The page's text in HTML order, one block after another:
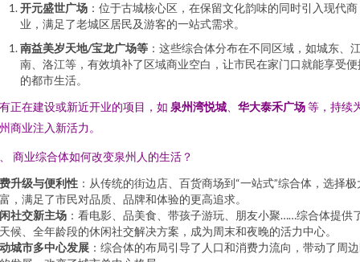
开元盛世广场 ：位于古城核心区，在保留文化韵味的同时引入现代商
业，满足了老城区居民及游客的一站式需求。
南益美岁天地/宝龙广场等 ：这些综合体分布在不同区域，如城东、
南、洛江等，有效填补了区域商业空白，让市民在家门口就能享受便
的都市生活。
正在建设或新近开业的项目，如 泉州湾悦城 华大泰禾广场等，持续
商业注入新活力。
商业综合体如何改变泉州人的生活？
升级与便利性 ：从传统的街边店、百货商场到“一站式”综合体，选择极
，满足了市民对品质、品牌和体验的更高追求。
社交新主场 ：看电影、品美食、带孩子游玩、朋友小聚……综合体提供
候、全年龄段的休闲社交解决方案，成为周末和夜晚的活力中心。
城市多中心发展 ：综合体的布局引导了人口和消费力流向，带动了周